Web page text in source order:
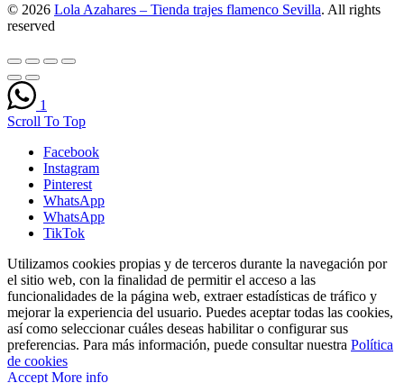
© 2026 Lola Azahares – Tienda trajes flamenco Sevilla. All rights
reserved
1
Scroll To Top
Facebook
Instagram
Pinterest
WhatsApp
WhatsApp
TikTok
Utilizamos cookies propias y de terceros durante la navegación por
el sitio web, con la finalidad de permitir el acceso a las
funcionalidades de la página web, extraer estadísticas de tráfico y
mejorar la experiencia del usuario. Puedes aceptar todas las cookies,
así como seleccionar cuáles deseas habilitar o configurar sus
preferencias. Para más información, puede consultar nuestra Política
de cookies
Accept More info